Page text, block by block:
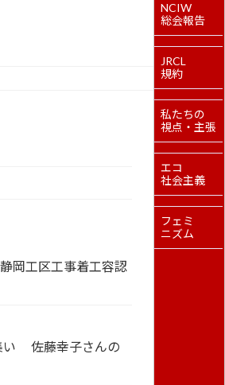
岡工区工事着工容認
い 佐藤幸子さんの
NCIW
総会報告
JRCL
規約
私たちの
視点・主張
エコ
社会主義
フェミ
ニズム